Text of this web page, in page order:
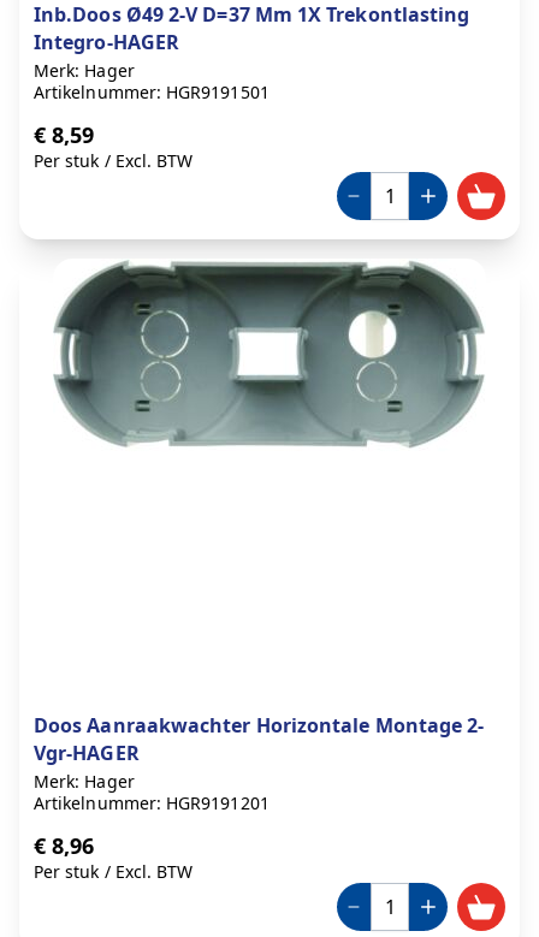
Inb.Doos Ø49 2-V D=37 Mm 1X Trekontlasting
Integro-HAGER
Merk: Hager
Artikelnummer: HGR9191501
€ 8,59
Per stuk / Excl. BTW
Doos Aanraakwachter Horizontale Montage 2-
Vgr-HAGER
Merk: Hager
Artikelnummer: HGR9191201
€ 8,96
Per stuk / Excl. BTW